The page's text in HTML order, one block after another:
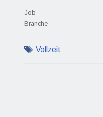
Job
Branche
Vollzeit